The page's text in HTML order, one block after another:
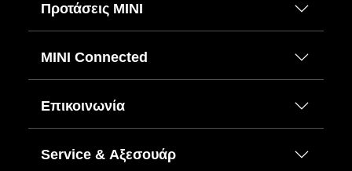
Προτάσεις ΜΙΝΙ
MINI Connected
Επικοινωνία
Service & Αξεσουάρ